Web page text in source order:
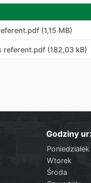
(1,15 MB)
(182,03 kB)
Godziny
Poniedziałek
Wtorek
Środa